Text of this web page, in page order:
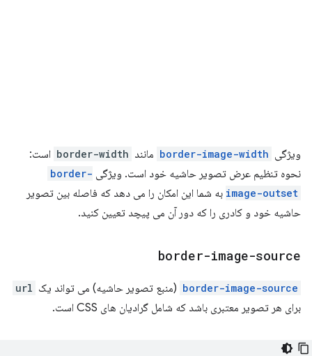
ویژگی border-image-width مانند border-width است:
نحوه تنظیم عرض تصویر حاشیه خود است. ویژگی border-
image-outset به شما این امکان را می دهد که فاصله بین تصویر
حاشیه خود و کادری را که دور آن می پیچد تعیین کنید.
border-image-source
border-image-source (منبع تصویر حاشیه) می تواند یک url
برای هر تصویر معتبری باشد که شامل گرادیان های CSS است.